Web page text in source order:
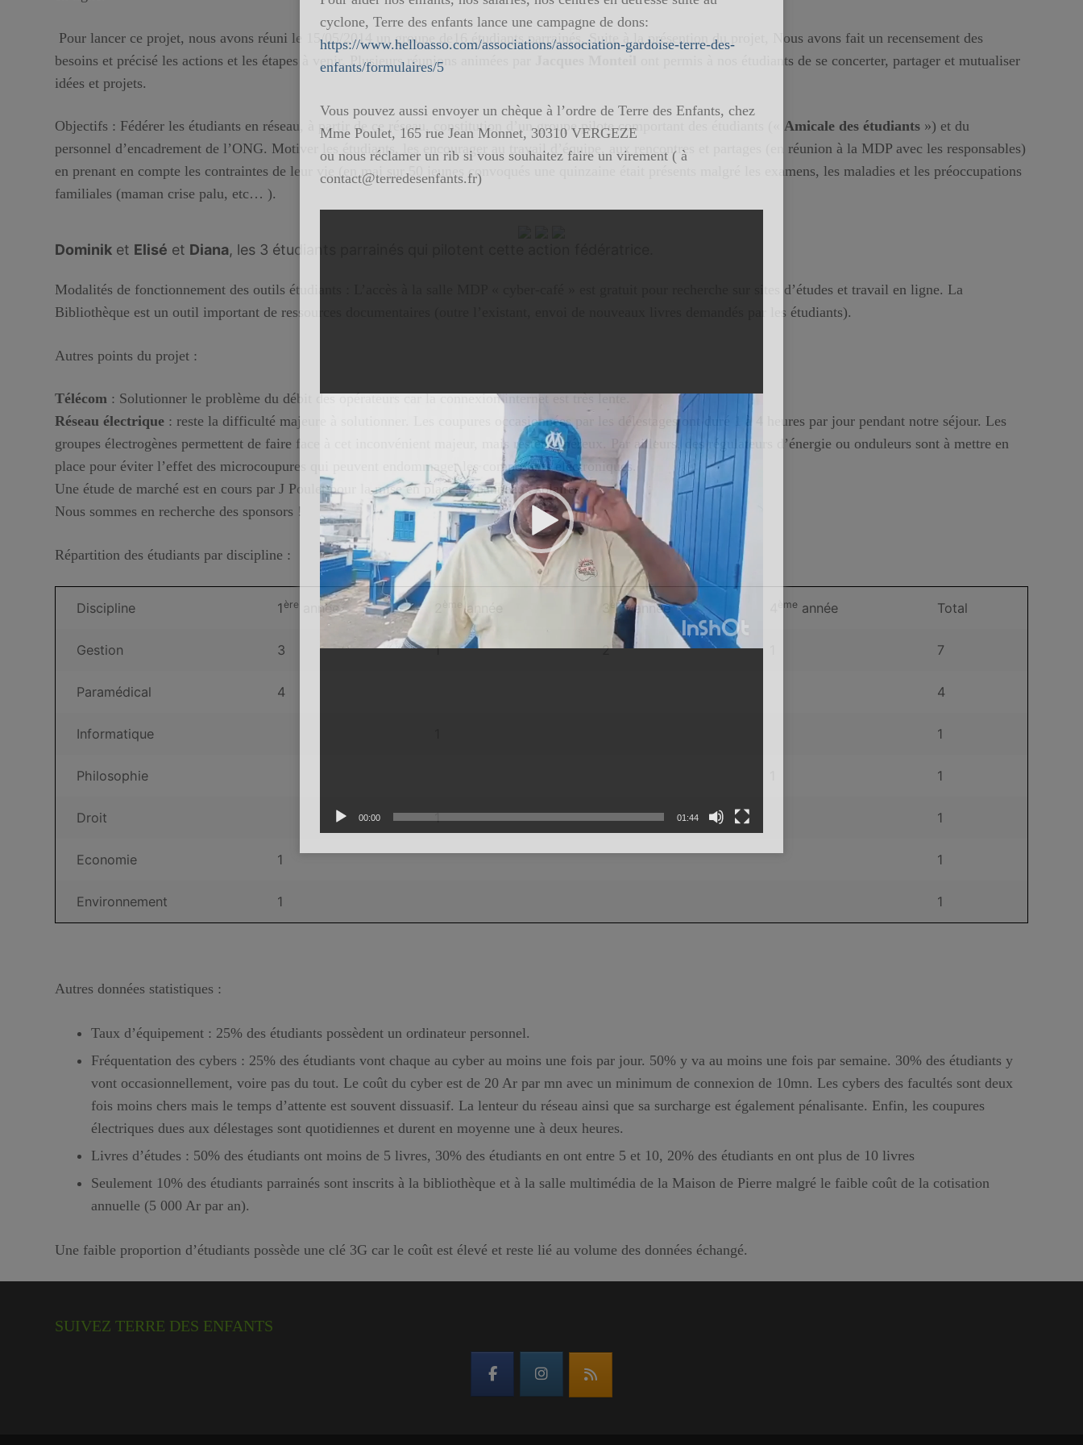
Pour lancer ce projet, nous avons réuni le 15/05/2014 un groupe de16 étudiants parrainés. Suite à la présention du projet, Nous avons fait un recensement des
besoins et précisé les actions et les étapes à venir. Plusieurs réunions animées par
ont permis à nos étudiants de se concerter, partager et mutualiser
idées et projets.
Objectifs : Fédérer les étudiants en réseau, à partir de ce réseau, constitution d’un groupe pilote comportant des étudiants (« Amicale des étudiants ») et du
personnel d’encadrement de l’ONG. Motiver les étudiants, les encourager au travail d’équipe, aux rencontres et partages (en réunion à la MDP avec les responsables)
en prenant en compte les contraintes de leur vie (en mai sur 50 jeunes convoqués une quinzaine était présents malgré les examens, les maladies et les préoccupations
familiales (maman crise palu, etc… ).
Dominik et Elisé et Diana, les 3 étudiants parrainés qui pilotent cette action fédératrice.
Modalités de fonctionnement des outils étudiants
: L’accès à la salle MDP « cyber-café » est gratuit pour recherche sur sites d’études et travail en ligne. La
Bibliothèque est un outil important de ressources documentaires (outre l’existant, envoi de nouveaux livres demandés par les étudiants).
Autres points du projet :
Télécom : Solutionner le problème du débit des opérateurs car la connexion internet est très lente.
Réseau électrique : reste la difficulté majeure à solutionner. Les coupures occasionnées par les délestages ont duré 1 à 4 heures par jour pendant notre séjour. Les
groupes électrogènes permettent de faire face à cet inconvénient majeur, mais restent onéreux. Par ailleurs, des régulateurs d’énergie ou onduleurs sont à mettre en
place pour éviter l’effet des microcoupures qui peuvent endommager les composants électroniques.
Une étude de marché est en cours par J Poulet pour la mise en place de panneaux solaires.
Nous sommes en recherche des sponsors !
Répartition des étudiants par discipline :
Discipline 1ère année année èmeannée ème année Total
Gestion 3 1 2 7
Paramédical 4 4
Informatique 1
Philosophie 1
Droit 1 1
Economie 1 1
Environnement 1 1
Autres données statistiques :
Taux d’équipement : 25% des étudiants possèdent un ordinateur personnel.
Fréquentation des cybers : 25% des étudiants vont chaque au cyber au moins une fois par jour. 50% y va au moins une fois par semaine. 30% des étudiants y
vont occasionnellement, voire pas du tout. Le coût du cyber est de 20 Ar par mn avec un minimum de connexion de 10mn. Les cybers des facultés sont deux
fois moins chers mais le temps d’attente est souvent dissuasif. La lenteur du réseau ainsi que sa surcharge est également pénalisante. Enfin, les coupures
électriques dues aux délestages sont quotidiennes et durent en moyenne une à deux heures.
Livres d’études : 50% des étudiants ont moins de 5 livres, 30% des étudiants en ont entre 5 et 10, 20% des étudiants en ont plus de 10 livres
Seulement 10% des étudiants parrainés sont inscrits à la bibliothèque et à la salle multimédia de la Maison de Pierre malgré le faible coût de la cotisation
annuelle (5 000 Ar par an).
Une faible proportion d’étudiants possède une clé 3G car le coût est élevé et reste lié au volume des données échangé.
SUIVEZ TERRE DES ENFANTS
cyclone, Terre des enfants lance une campagne de dons:
https://www.helloasso.com/associations/association-gardoise-terre-des-
enfants/formulaires/5
Vous pouvez aussi envoyer un chèque à l’ordre de Terre des Enfants, chez
Mme Poulet, 165 rue Jean Monnet, 30310 VERGEZE
ou nous réclamer un rib si vous souhaitez faire un virement ( à
contact@terredesenfants.fr)
00:00 01:44